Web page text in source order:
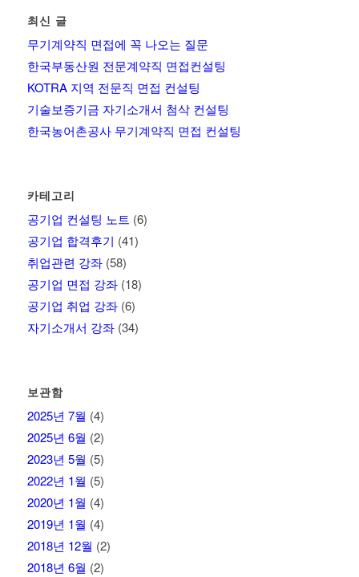
최신 글
무기계약직 면접에 꼭 나오는 질문
한국부동산원 전문계약직 면접컨설팅
KOTRA 지역 전문직 면접 컨설팅
기술보증기금 자기소개서 첨삭 컨설팅
한국농어촌공사 무기계약직 면접 컨설팅
카테고리
공기업 컨설팅 노트 (6)
공기업 합격후기 (41)
취업관련 강좌(58)
공기업 면접 강좌(18)
공기업 취업 강좌(6)
자기소개서 강좌(34)
보관함
2025년 7월 (4)
2025년 6월 (2)
2023년 5월 (5)
2022년 1월 (5)
2020년 1월 (4)
2019년 1월 (4)
2018년 12월 (2)
2018년 6월 (2)